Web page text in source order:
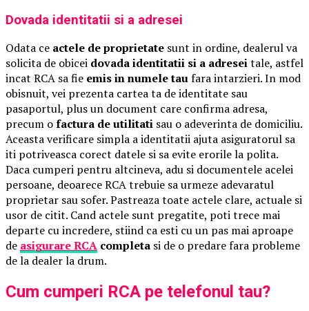
Dovada identitatii si a adresei
Odata ce actele de proprietate sunt in ordine, dealerul va
solicita de obicei dovada identitatii si a adreseitale, astfel
incat RCA sa fie emis in numele taufara intarzieri. In mod
obisnuit, vei prezenta cartea ta de identitate sau
pasaportul, plus un document care confirma adresa,
precum ofactura de utilitati sau o adeverinta de domiciliu.
Aceasta verificare simpla a identitatii ajuta asiguratorul sa
iti potriveasca corect datele si sa evite erorile la polita.
Daca cumperi pentru altcineva, adu si documentele acelei
persoane, deoarece RCA trebuie sa urmeze adevaratul
proprietar sau sofer. Pastreaza toate actele clare, actuale si
usor de citit. Cand actele sunt pregatite, poti trece mai
departe cu incredere, stiind ca esti cu un pas mai aproape
de asigurare RCA completa si de o predare fara probleme
de la dealer la drum.
Cum cumperi RCA pe telefonul tau?